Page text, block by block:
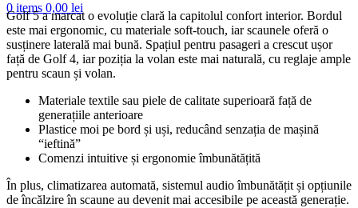
0 items 0,00 lei
Golf 5 a marcat o evoluție clară la capitolul confort interior. Bordul
este mai ergonomic, cu materiale soft-touch, iar scaunele oferă o
susținere laterală mai bună. Spațiul pentru pasageri a crescut ușor
față de Golf 4, iar poziția la volan este mai naturală, cu reglaje ample
pentru scaun și volan.
Materiale textile sau piele de calitate superioară față de
generațiile anterioare
Plastice moi pe bord și uși, reducând senzația de mașină
“ieftină”
Comenzi intuitive și ergonomie îmbunătățită
În plus, climatizarea automată, sistemul audio îmbunătățit și opțiunile
de încălzire în scaune au devenit mai accesibile pe această generație.